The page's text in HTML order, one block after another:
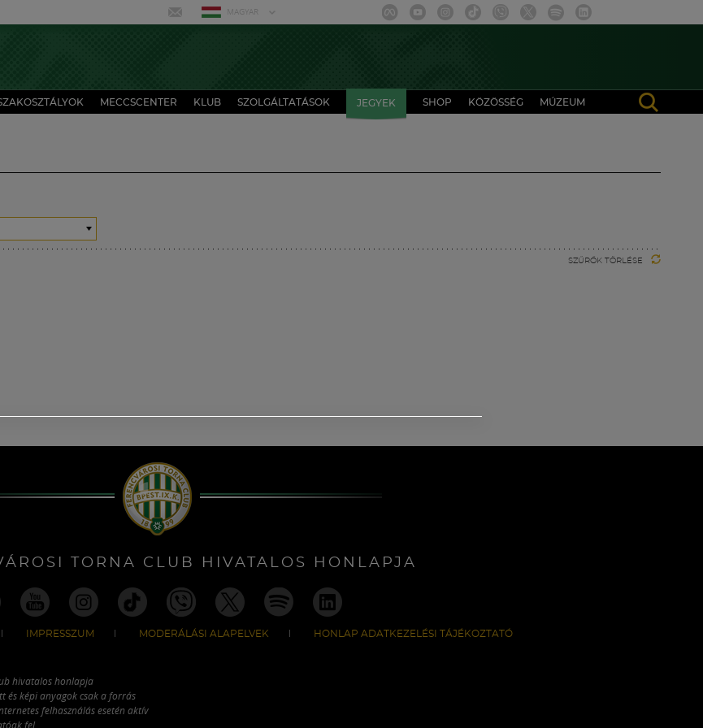
MAGYAR
MECCSCENTER KLUB SZOLGÁLTATÁSOK JEGYEK SHOP KÖZÖSSÉG MÚZEUM
SZŰRŐK TÖRLÉSE
TORNA CLUB HIVATALOS HONLAPJA
IMPRESSZUM MODERÁLÁSI ALAPELVEK HONLAP ADATKEZELÉSI TÁJÉKOZTATÓ
hivatalos honlapja
és képi anyagok csak a forrás
felhasználás esetén aktív
fel.